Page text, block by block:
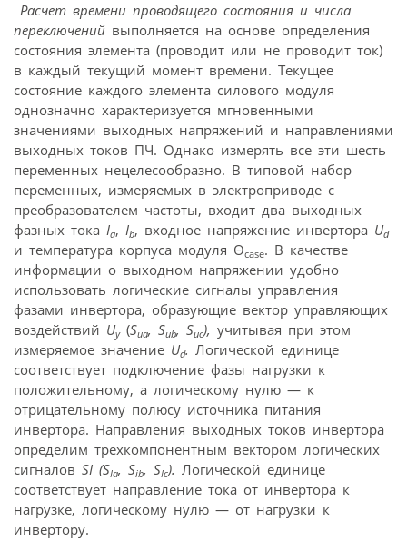
Расчет времени проводящего состояния и числа
переключений выполняется на основе определения
состояния элемента (проводит или не проводит ток)
в каждый текущий момент времени. Текущее
состояние каждого элемента силового модуля
однозначно характеризуется мгновенными
значениями выходных напряжений и направлениями
выходных токов ПЧ. Однако измерять все эти шесть
переменных нецелесообразно. В типовой набор
переменных, измеряемых в электроприводе с
преобразователем частоты, входит два выходных
фазных тока Ia, Ib, входное напряжение инвертора Ud
и температура корпуса модуля Θcase. В качестве
информации о выходном напряжении удобно
использовать логические сигналы управления
фазами инвертора, образующие вектор управляющих
воздействий Uy(Sua, Sub, Suc), учитывая при этом
измеряемое значение Ud. Логической единице
соответствует подключение фазы нагрузки к
положительному, а логическому нулю — к
отрицательному полюсу источника питания
инвертора. Направления выходных токов инвертора
определим трехкомпонентным вектором логических
сигналов SI (SIa, Sib, SIc). Логической единице
соответствует направление тока от инвертора к
нагрузке, логическому нулю — от нагрузки к
инвертору.